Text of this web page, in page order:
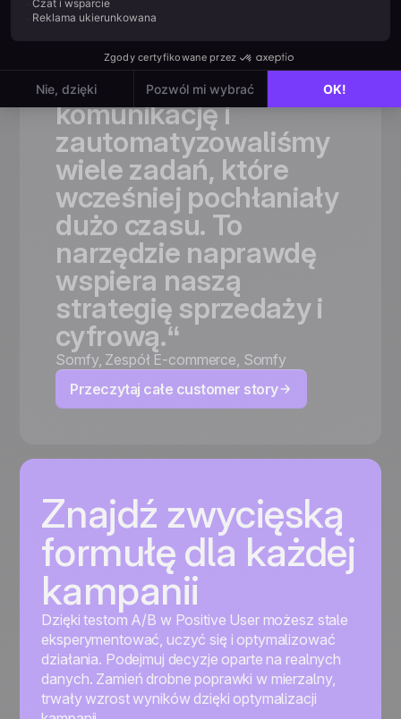
bazęodbiorców,
jednocześnie
usprawniliśmy
komunikacjęi
zautomatyzowaliśmy
wiele zadań, które
wcześniej pochłaniały
dużo czasu. To
narzędzie naprawdę
wspiera naszą
strategię sprzedażyi
cyfrową.“
Somfy, Zespół E-commerce, Somfy
Przeczytaj całe customer story
Znajdź zwycięską
formułę dla każdej
kampanii
Dzięki testom A/B w Positive User możesz stale
eksperymentować, uczyć się i optymalizować
działania. Podejmuj decyzje oparte na realnych
danych. Zamień drobne poprawki w mierzalny,
trwały wzrost wyników dzięki optymalizacji